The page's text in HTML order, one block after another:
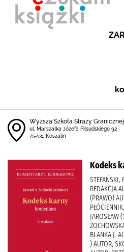
Wyższa Szkoła Straży
ul. Marszałka Józefa Piłsudskiego 92
75-531 Koszalin
Kodeks
STEFAŃSKI,
REDAKCJA
(PRAWO)
JAROSŁAW
BLANKA J.
) AUTOR,